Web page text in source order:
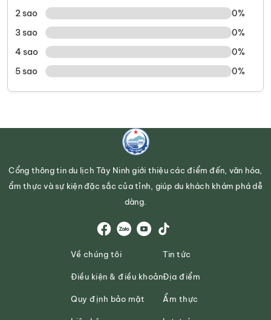
2 sao
0%
3 sao
0%
4 sao
0%
5 sao
0%
Cổng thông tin du lịch Tây Ninh giới thiệu các điểm đến, văn hóa,
ẩm thực và sự kiện đặc sắc của tỉnh, giúp du khách khám phá dễ
dàng.
Về chúng tôi
Điều kiện & điều khoản
Quy định bảo mật
Tin tức
Địa điểm
Ẩm thực